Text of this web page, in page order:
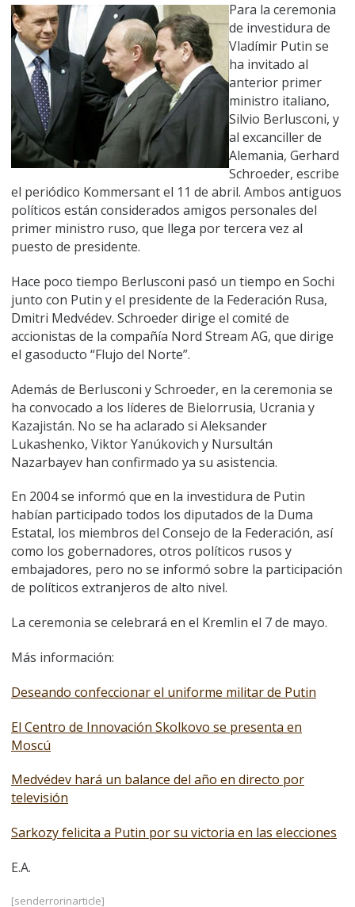
Para la ceremonia
de investidura de
Vladímir Putin se
ha invitado al
anterior primer
ministro italiano,
Silvio Berlusconi, y
al excanciller de
Alemania, Gerhard
Schroeder, escribe
el periódico Kommersant el 11 de abril. Ambos antiguos
políticos están considerados amigos personales del
primer ministro ruso, que llega por tercera vez al
puesto de presidente.
Hace poco tiempo Berlusconi pasó un tiempo en Sochi
junto con Putin y el presidente de la Federación Rusa,
Dmitri Medvédev. Schroeder dirige el comité de
accionistas de la compañía Nord Stream AG, que dirige
el gasoducto “Flujo del Norte”.
Además de Berlusconi y Schroeder, en la ceremonia se
ha convocado a los líderes de Bielorrusia, Ucrania y
Kazajistán. No se ha aclarado si Aleksander
Lukashenko, Viktor Yanúkovich y Nursultán
Nazarbayev han confirmado ya su asistencia.
En 2004 se informó que en la investidura de Putin
habían participado todos los diputados de la Duma
Estatal, los miembros del Consejo de la Federación, así
como los gobernadores, otros políticos rusos y
embajadores, pero no se informó sobre la participación
de políticos extranjeros de alto nivel.
La ceremonia se celebrará en el Kremlin el 7 de mayo.
Más información:
Deseando confeccionar el uniforme militar de Putin
El Centro de Innovación Skolkovo se presenta en
Moscú
Medvédev hará un balance del año en directo por
televisión
Sarkozy felicita a Putin por su victoria en las elecciones
E.A.
[senderrorinarticle]